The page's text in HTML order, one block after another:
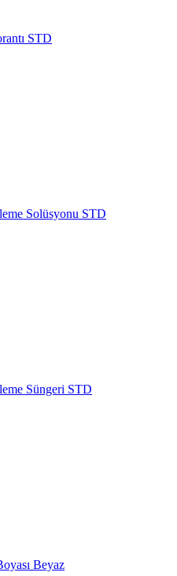
STD
Solüsyonu STD
Süngeri STD
Beyaz